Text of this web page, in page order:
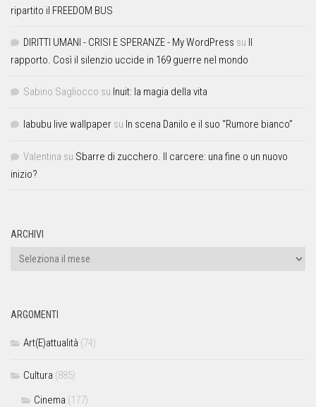
ripartito il FREEDOM BUS
DIRITTI UMANI - CRISI E SPERANZE - My WordPress su Il
rapporto. Così il silenzio uccide in 169 guerre nel mondo
Sabino Sagliocco su Inuit: la magia della vita
labubu live wallpaper su In scena Danilo e il suo “Rumore bianco”
Valentina su Sbarre di zucchero. Il carcere: una fine o un nuovo
inizio?
ARCHIVI
ARGOMENTI
Art(E)attualità (74)
Cultura (885)
Cinema (177)